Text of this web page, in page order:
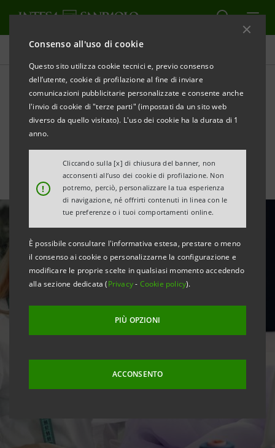
Consenso all'uso di cookie
Questo sito utilizza cookie tecnici e, previo consenso
dell’utente, cookie di profilazione al fine di inviare
comunicazioni pubblicitarie personalizzate e consente anche
l'invio di cookie di "terze parti" (impostati da un sito web
diverso da quello visitato). L'uso dei cookie ha la durata di 1
anno.
!
Cliccando sulla [x] di chiusura del banner, non
acconsenti all’uso dei cookie di profilazione. Non
potremo, perciò, personalizzare la tua esperienza
di navigazione, né offrirti contenuti in linea con le
tue preferenze o i tuoi comportamenti online.
È possibile consultare l'informativa estesa, prestare o meno
il consenso ai cookie o personalizzarne la configurazione e
modificare le proprie scelte in qualsiasi momento accedendo
alla sezione dedicata (Privacy- Cookie policy).
PIÙ OPZIONI
ACCONSENTO
Tutte le news
Il sistema moda italiano nel
post COVID-19